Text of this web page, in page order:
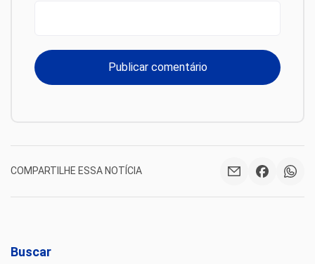
COMPARTILHE ESSA NOTÍCIA
Buscar